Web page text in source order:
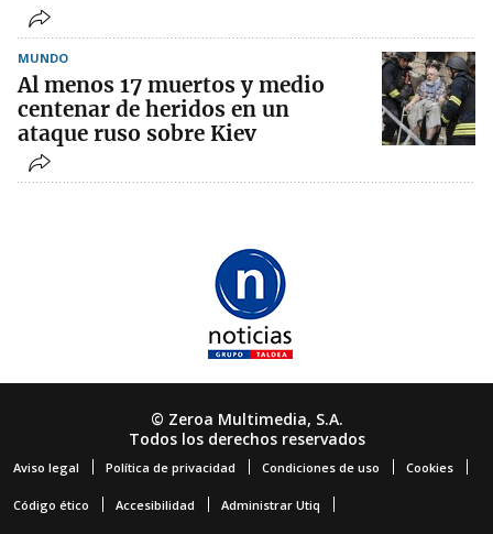
MUNDO
Al menos 17 muertos y medio
centenar de heridos en un
ataque ruso sobre Kiev
© Zeroa Multimedia, S.A.
Todos los derechos reservados
Aviso legal Política de privacidad Condiciones de uso Cookies
Código ético Accesibilidad Administrar Utiq